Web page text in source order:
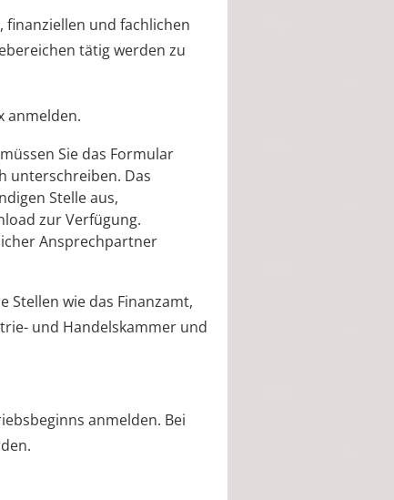
und fachlichen
tätig werden zu
anmelden.
Sie das Formular
unterschreiben. Das
Stelle aus,
zur Verfügung.
Ansprechpartner
Stellen wie das Finanzamt,
und Handelskammer und
anmelden. Bei